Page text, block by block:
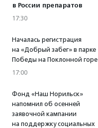
в России препаратов
17:30
Началась регистрация
на «Добрый забег» в парке
Победы на Поклонной горе
17:00
Фонд «Наш Норильск»
напомнил об осенней
заявочной кампании
на поддержку социальных